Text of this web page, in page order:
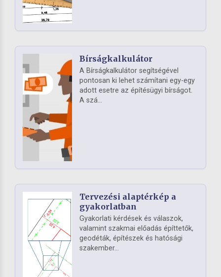
Bírságkalkulátor
A Bírságkalkulátor segítségével
pontosan ki lehet számítani egy-egy
adott esetre az építésügyi bírságot.
A szá...
Tervezési alaptérkép a
gyakorlatban
Gyakorlati kérdések és válaszok,
valamint szakmai előadás építtetők,
geodéták, építészek és hatósági
szakember...